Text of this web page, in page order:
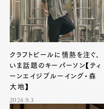
クラフトビールに情熱を注ぐ、
いま話題のキーパーソン【ティ
ーンエイジブルーイング・森
大地】
2024.9.3